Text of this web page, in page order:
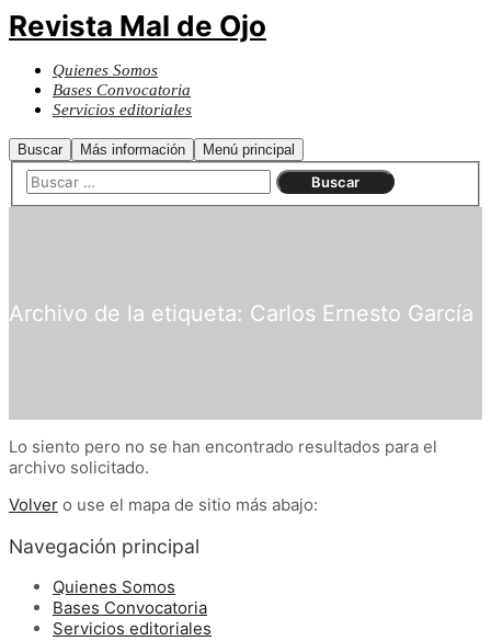
Revista Mal de Ojo
Quienes Somos
Bases Convocatoria
Servicios editoriales
Buscar Más información Menú principal
Archivo de la etiqueta: Carlos Ernesto García
Lo siento pero no se han encontrado resultados para el
archivo solicitado.
Volver o use el mapa de sitio más abajo:
Navegación principal
Quienes Somos
Bases Convocatoria
Servicios editoriales